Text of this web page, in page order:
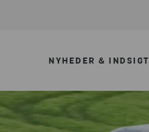
NYHEDER & INDSIGT